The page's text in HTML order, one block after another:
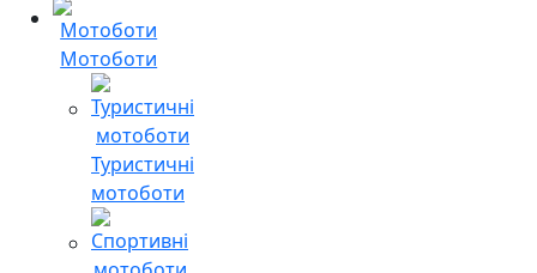
Мотоботи
Туристичні
мотоботи